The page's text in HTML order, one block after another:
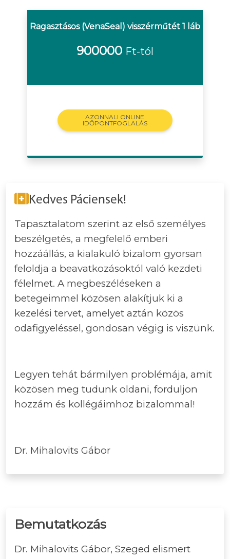
Ragasztásos (VenaSeal) visszérműtét 1 láb
900000 Ft-tól
AZONNALI ONLINE
IDŐPONTFOGLALÁS
Kedves Páciensek!
Tapasztalatom szerint az első személyes
beszélgetés, a megfelelő emberi
hozzáállás, a kialakuló bizalom gyorsan
feloldja a beavatkozásoktól való kezdeti
félelmet. A megbeszéléseken a
betegeimmel közösen alakítjuk ki a
kezelési tervet, amelyet aztán közös
odafigyeléssel, gondosan végig is viszünk.
Legyen tehát bármilyen problémája, amit
közösen meg tudunk oldani, forduljon
hozzám és kollégáimhoz bizalommal!
Dr. Mihalovits Gábor
Bemutatkozás
Dr. Mihalovits Gábor, Szeged elismert